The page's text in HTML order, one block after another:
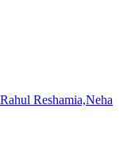
Reshamia,Neha